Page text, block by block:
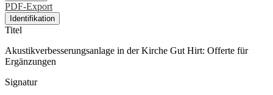
PDF-Export
Identifikation
Titel
Akustikverbesserungsanlage in der Kirche Gut Hirt: Offerte für
Ergänzungen
Signatur